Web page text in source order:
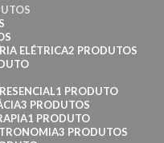
ELÉTRICA2 PRODUTOS
1 PRODUTO
3 PRODUTOS
1 PRODUTO
3 PRODUTOS